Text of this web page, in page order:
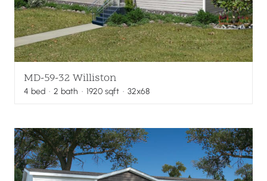
MD-59-32 Williston
4 bed · 2 bath · 1920 sqft· 32x68